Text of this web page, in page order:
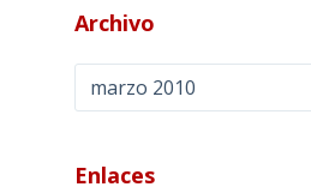
Archivo
Enlaces